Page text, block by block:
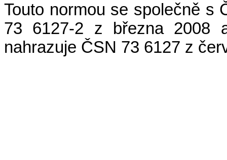
Touto normou se společně s
73 6127-2 z března 2008
nahrazuje ČSN 73 6127 z